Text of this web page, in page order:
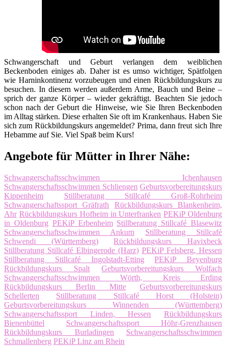
Schwangerschaft und Geburt verlangen dem weiblichen
Beckenboden einiges ab. Daher ist es umso wichtiger, Spätfolgen
wie Harninkontinenz vorzubeugen und einen Rückbildungskurs zu
besuchen. In diesem werden außerdem Arme, Bauch und Beine –
sprich der ganze Körper – wieder gekräftigt. Beachten Sie jedoch
schon nach der Geburt die Hinweise, wie Sie Ihren Beckenboden
im Alltag stärken. Diese erhalten Sie oft im Krankenhaus. Haben Sie
sich zum Rückbildungskurs angemeldet? Prima, dann freut sich Ihre
Hebamme auf Sie. Viel Spaß beim Kurs!
Angebote für Mütter in Ihrer Nähe:
Schwangerschaftsschwimmen Ichenhausen
Schwangerschaftsschwimmen Schliengen Geburtsvorbereitungskurs
Kippenheim
Stillberatung Stillcafé Groß-Rohrheim
Schwangerschaftssport Gräfrath
Rückbildungskurs Blankenheim,
Ahr Rückbildungskurs Hofheim in Unterfranken PEKiP Oldenburg
in Oldenburg PEKiP Erbenheim Stillberatung Stillcafé Blasewitz
Schwangerschaftsschwimmen Ankum
Stillberatung Stillcafé
Schwendi (Württemberg)
Rückbildungskurs Havixbeck
Stillberatung Stillcafé Elbingerode (Harz) PEKiP Felsberg, Hessen
Stillberatung Stillcafé Ingolstadt-Etting
PEKiP Beyenburg
Rückbildungskurs Spalt
Geburtsvorbereitungskurs Wolfach
Schwangerschaftsschwimmen Wörth, Kreis Erding
Rückbildungskurs Berlin Mitte
Geburtsvorbereitungskurs
Schellerten
Stillberatung Stillcafé Horst (Holstein)
Geburtsvorbereitungskurs Winnenden (Württemberg)
Schwangerschaftssport Linden, Hessen
Rückbildungskurs
Bienenbüttel
Schwangerschaftssport Höhr-Grenzhausen
Rückbildungskurs Burladingen
Schwangerschaftsschwimmen
Schmallenberg PEKiP Linz am Rhein